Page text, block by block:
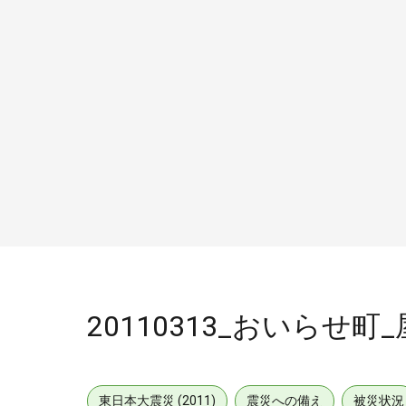
20110313_おいらせ町_
東日本大震災 (2011) 震災への備え 被災状況